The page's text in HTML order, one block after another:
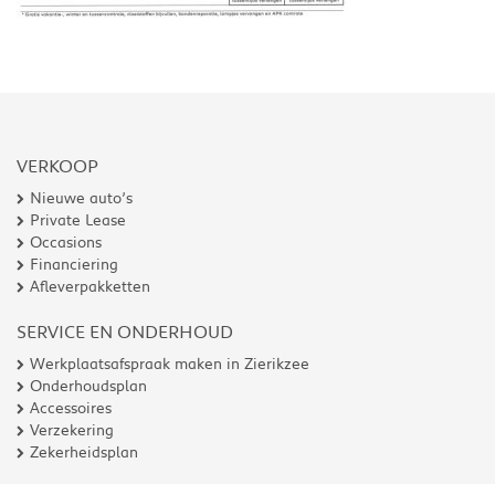
VERKOOP
Nieuwe auto’s
Private Lease
Occasions
Financiering
Afleverpakketten
SERVICE EN ONDERHOUD
Werkplaatsafspraak maken in Zierikzee
Onderhoudsplan
Accessoires
Verzekering
Zekerheidsplan